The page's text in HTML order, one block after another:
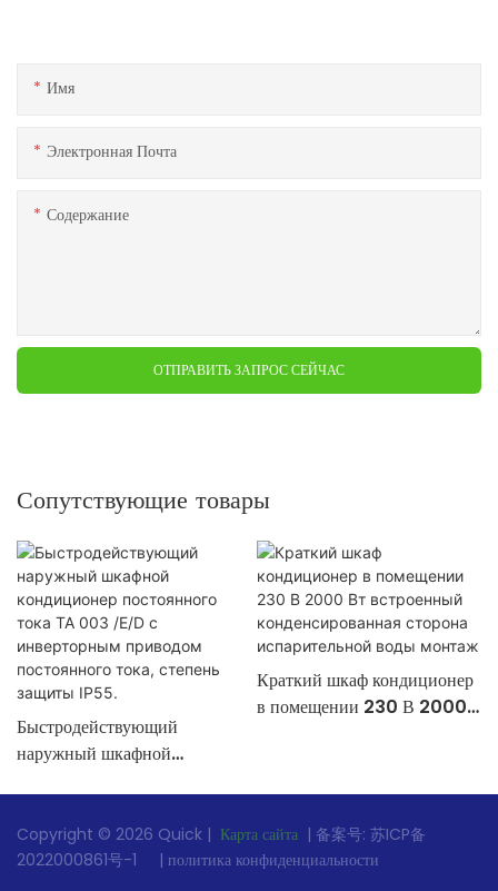
Имя
Электронная Почта
Содержание
ОТПРАВИТЬ ЗАПРОС СЕЙЧАС
Сопутствующие товары
Быстродействующий
наружный шкафной
инверторным приводом
постоянного тока, степень
Краткий шкаф кондиционер
в помещении 230 В 2000
Copyright © 2026 Quick | Карта сайта | 备案号: 苏ICP备
2022000861号-1
| политика конфиденциальности